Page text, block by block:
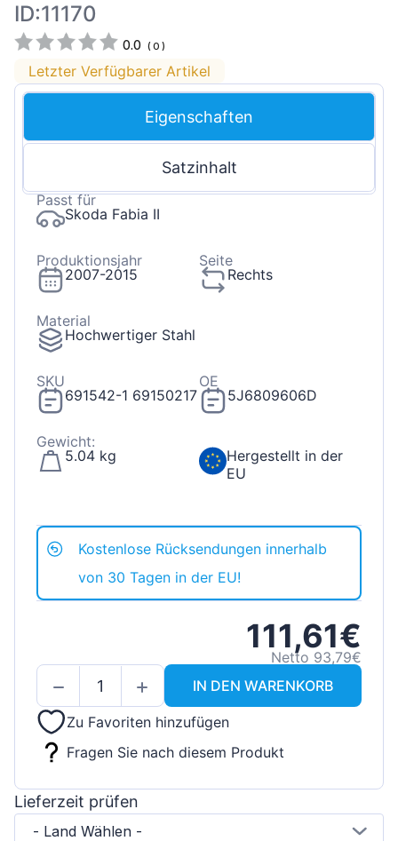
ID:11170
0.0 (0 )
Letzter Verfügbarer Artikel
Eigenschaften
Satzinhalt
Passt für
Skoda Fabia II
Produktionsjahr
2007-2015
Seite
Rechts
Material
Hochwertiger Stahl
SKU
691542-1 69150217
OE
5J6809606D
Gewicht:
5.04 kg
Hergestellt in der
EU
Kostenlose Rücksendungen innerhalb
von 30 Tagen in der EU!
111,61€
Netto 93,79€
IN DEN WARENKORB
Zu Favoriten hinzufügen
Fragen Sie nach diesem Produkt
Lieferzeit prüfen
- Land Wählen -